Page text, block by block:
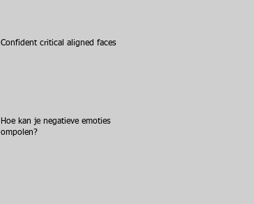
Confident critical aligned faces
Hoe kan je negatieve emoties
ompolen?